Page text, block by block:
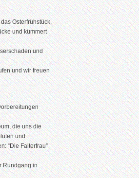
Osterfrühstück,
und kümmert
und
und wir freuen
die uns die
und
“Die Falterfrau”
Rundgang in